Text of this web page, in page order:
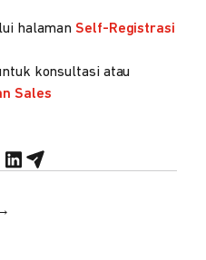
halaman Self-Registrasi
konsultasi atau
Sales